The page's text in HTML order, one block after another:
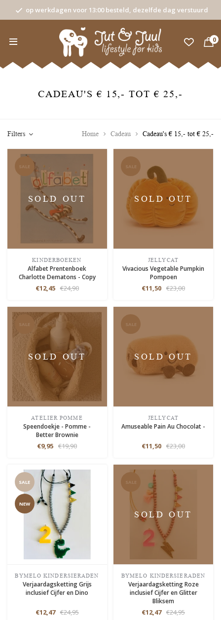
op werkdagen voor 13:00 besteld, dezelfde dag verstuurd
0
CADEAU'S € 15,- TOT € 25,-
Filters Home Cadeau Cadeau's € 15,- tot € 25,-
SALE
SOLD OUT
KINDERBOEKEN
Alfabet Prentenboek
Charlotte Dematons - Copy
€12,45 €24,90
SALE
SOLD OUT
JELLYCAT
Vivacious Vegetable Pumpkin
Pompoen
€11,50 €23,00
SALE
SOLD OUT
ATELIER POMME
Speendoekje - Pomme -
Better Brownie
€9,95 €19,90
SALE
SOLD OUT
JELLYCAT
Amuseable Pain Au Chocolat -
€11,50 €23,00
SALE
NEW
BYMELO KINDERSIERADEN
Verjaardagsketting Grijs
inclusief Cijfer en Dino
€12,47 €24,95
SALE
SOLD OUT
BYMELO KINDERSIERADEN
Verjaardagsketting Roze
inclusief Cijfer en Glitter
Bliksem
€12,47 €24,95